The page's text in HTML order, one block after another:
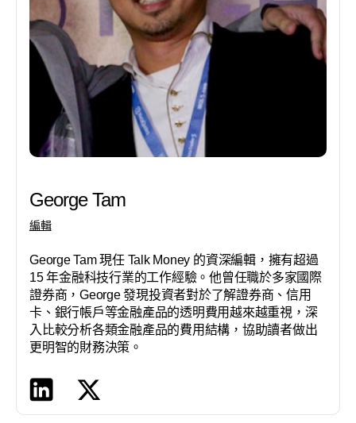
George Tam
編輯
George Tam 現任 Talk Money 的資深編輯，擁有超過
15 年金融科技行業的工作經驗。他曾任職於多家國際
證券商，George 發現投資者對於了解證券商、信用
卡、銀行帳戶等金融產品的透明費用越來越重視，深
入比較分析各類金融產品的費用結構，協助讀者做出
更明智的財務決策。